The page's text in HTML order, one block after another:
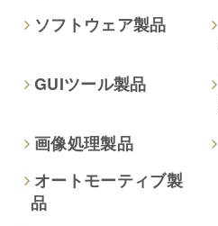
ソフトウェア製品
GUIツール製品
画像処理製品
オートモーティブ製
品